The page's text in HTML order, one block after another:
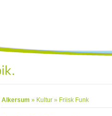
Alkersum » Kultur » Friisk Funk